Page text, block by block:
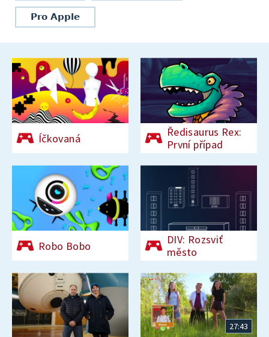
Pro Apple
Íčkovaná
Ředisaurus Rex:
První případ
Robo Bobo
DIV: Rozsviť
město
27:43